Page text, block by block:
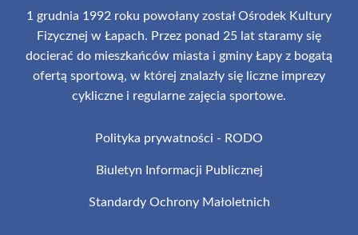
1 grudnia 1992 roku powołany został Ośrodek Kultury
Fizycznej w Łapach. Przez ponad 25 lat staramy się
docierać do mieszkańców miasta i gminy Łapy z bogatą
ofertą sportową, w której znalazły się liczne imprezy
cykliczne i regularne zajęcia sportowe.
Polityka prywatności - RODO
Biuletyn Informacji Publicznej
Standardy Ochrony Małoletnich